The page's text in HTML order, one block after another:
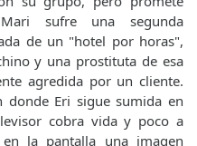
sufre una segunda
de un "hotel por horas",
y una prostituta de esa
agredida por un cliente.
donde Eri sigue sumida en
cobra vida y poco a
la pantalla una imagen